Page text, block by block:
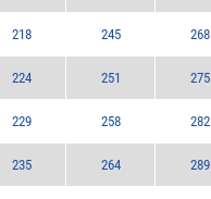
218 245 268
224 251 275
229 258 282
235 264 289